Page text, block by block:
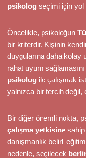
psikolog seçimi için yol
Öncelikle, psikoloğun
bir kriterdir. Kişinin
duygularına daha kolay
rahat uyum
psikolog ile çalışmak
yalnızca bir tercih değil,
Bir diğer önemli nokta,
çalışma yetkisine sahip
danışmanlık belirli
nedenle, seçilecek